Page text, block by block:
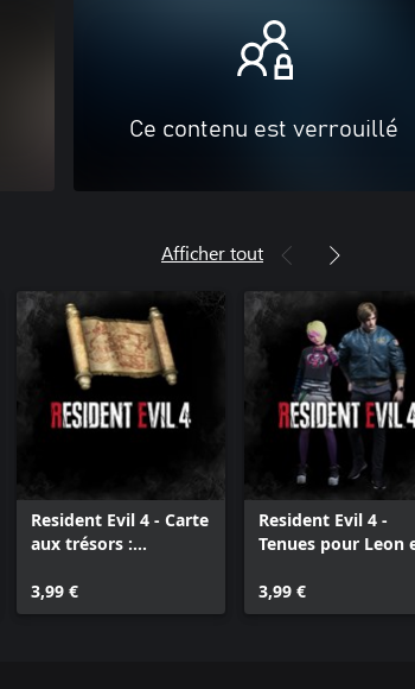
Ce contenu est verrouillé
Afficher tout
Resident Evil 4 - Carte
aux trésors :
3,99 €
Resident Evil 4 -
Tenues pour Leon
3,99 €